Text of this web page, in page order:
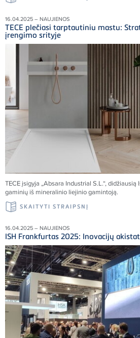
16.04.2025 – NAUJIENOS
TECE plečiasi tarptautiniu mastu:
įrengimo srityje
TECE įsigyja „Absara Industrial S.L.“,
gaminių iš mineralinio liejinio gamintoją.
SKAITYTI STRAIPSNĮ
16.04.2025 – NAUJIENOS
ISH Frankfurtas 2025: Inovacijų